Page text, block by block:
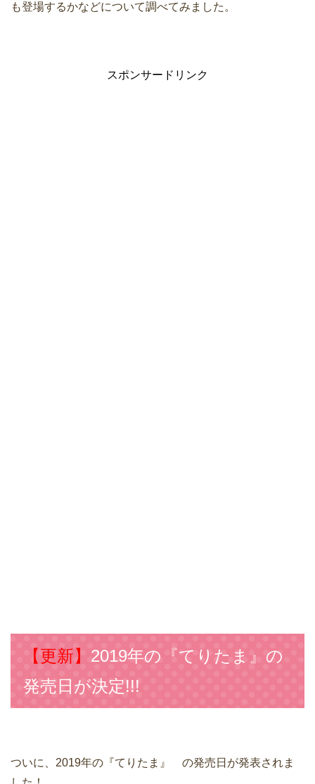
も登場するかなどについて調べてみました。
スポンサードリンク
【更新】 2019年の『てりたま』の
発売日が決定!!!
ついに、2019年の『てりたま』 の発売日が発表されま